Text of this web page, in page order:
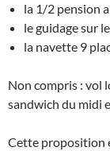
la 1/2 pension
le guidage sur
la navette 9
Non compris : vol
sandwich du midi
Cette proposition